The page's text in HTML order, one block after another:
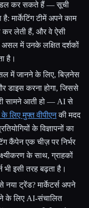
कर सकते हैं — सूची
मार्केटिंग टीमें अपने काम
कर लेती हैं, और वे ऐसी
असल में उनके लक्षित दर्शकों
है।
में जानने के लिए, बिज़नेस
डाइस करना होगा, जिससे
सामने आती हो — AI से
लिए मुफ्त वीपीएनकी मदद
के विज्ञापनों का
कैंपेन एक चीज़ पर निर्भर
के साथ, ग्राहकों
भी इसी तरह बढ़ता है।
नया ट्रेंड? मार्केटर्स अपने
के लिए AI-संचालित